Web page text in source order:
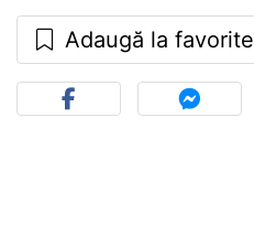
Adaugă la favorite